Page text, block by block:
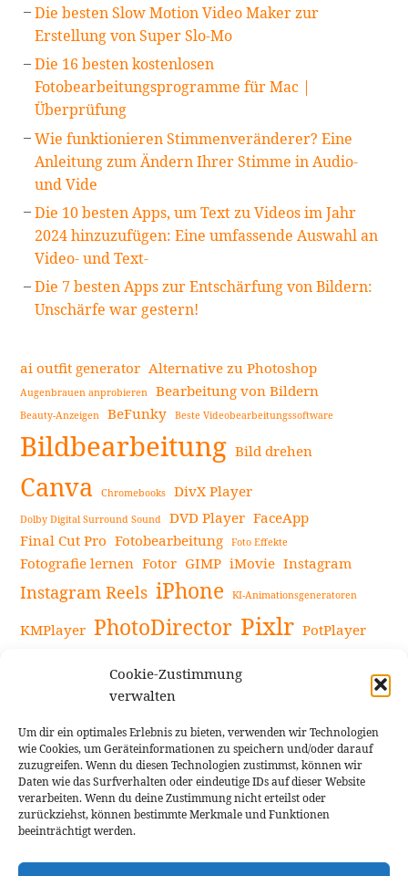
Cookie-Zustimmung
verwalten
Um dir ein optimales Erlebnis zu bieten, verwenden wir Technologien
wie Cookies, um Geräteinformationen zu speichern und/oder darauf
zuzugreifen. Wenn du diesen Technologien zustimmst, können wir
Daten wie das Surfverhalten oder eindeutige IDs auf dieser Website
verarbeiten. Wenn du deine Zustimmung nicht erteilst oder
zurückziehst, können bestimmte Merkmale und Funktionen
beeinträchtigt werden.
Die besten Slow Motion Video Maker zur
Erstellung von Super Slo-Mo
Die 16 besten kostenlosen
Fotobearbeitungsprogramme für Mac |
Überprüfung
Wie funktionieren Stimmenveränderer? Eine
Anleitung zum Ändern Ihrer Stimme in Audio-
und Vide
Die 10 besten Apps, um Text zu Videos im Jahr
2024 hinzuzufügen: Eine umfassende Auswahl an
Video- und Text-
Die 7 besten Apps zur Entschärfung von Bildern:
Unschärfe war gestern!
ai outfit generator Alternative zu Photoshop
Augenbrauen anprobieren Bearbeitung von Bildern
Beauty-Anzeigen BeFunky Beste Videobearbeitungssoftware
Bildbearbeitung Bild drehen
Canva Chromebooks DivX Player
Dolby Digital Surround Sound DVD Player FaceApp
Final Cut Pro Fotobearbeitung Foto Effekte
Fotografie lernen Fotor GIMP iMovie Instagram
Instagram Reels iPhone KI-Animationsgeneratoren
KMPlayer PhotoDirector Pixlr PotPlayer
Snapseed
Videoaufnahmen Tipps Videobearbeitung
Videoeffekte Vlogit YouTube-Kanal YouTube-Videos